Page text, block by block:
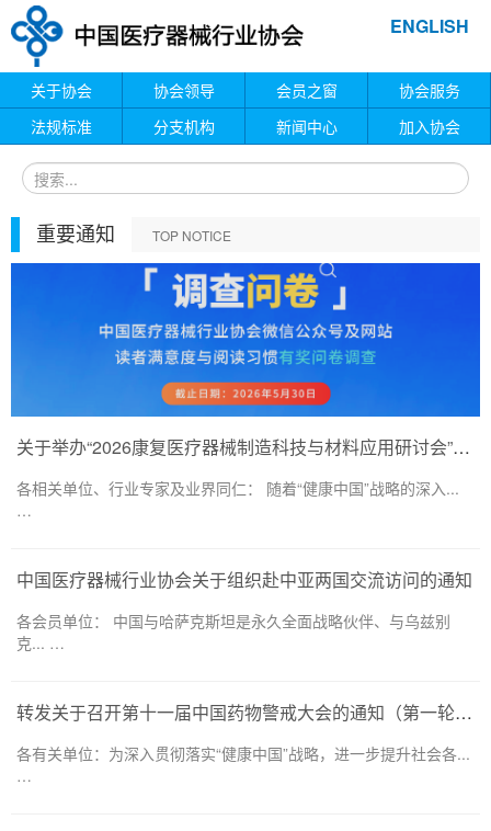
ENGLISH
关于协会 协会领导 会员之窗
协会服务
法规标准
分支机构 新闻中心 加入协会
重要通知 TOP NOTICE
关于举办“2026康复医疗器械制造科技与材料应用研讨会”的通知
各相关单位、行业专家及业界同仁： 随着“健康中国”战略的深入...
…
中国医疗器械行业协会关于组织赴中亚两国交流访问的通知
各会员单位： 中国与哈萨克斯坦是永久全面战略伙伴、与乌兹别
克... …
转发关于召开第十一届中国药物警戒大会的通知（第一轮）——药品和医疗器械领域
各有关单位：为深入贯彻落实“健康中国”战略，进一步提升社会各...
…